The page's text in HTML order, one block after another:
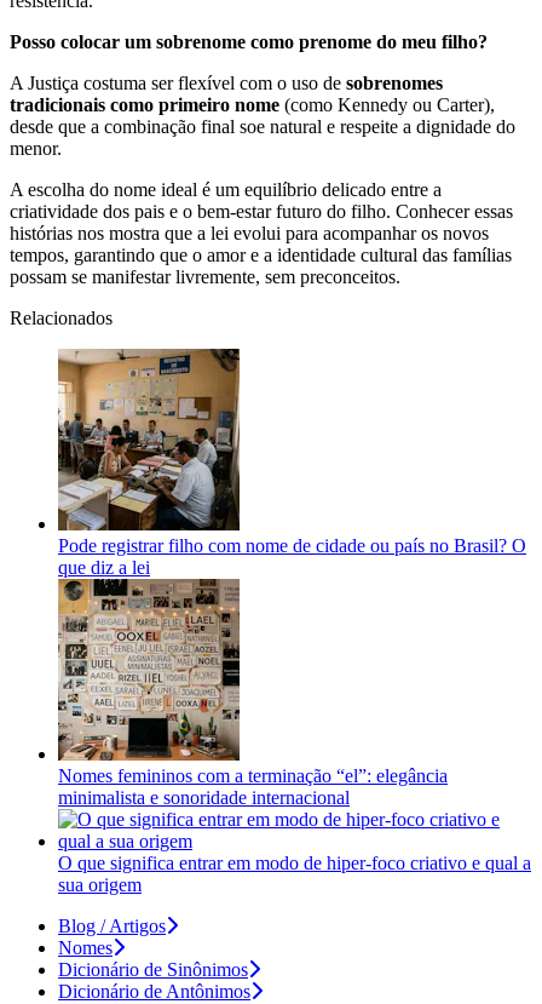
Posso colocar um sobrenome como prenome do meu filho?
A Justiça costuma ser flexível com o uso de sobrenomes
tradicionais como primeiro nome (como Kennedy ou Carter),
desde que a combinação final soe natural e respeite a dignidade do
menor.
A escolha do nome ideal é um equilíbrio delicado entre a
criatividade dos pais e o bem-estar futuro do filho. Conhecer essas
histórias nos mostra que a lei evolui para acompanhar os novos
tempos, garantindo que o amor e a identidade cultural das famílias
possam se manifestar livremente, sem preconceitos.
Relacionados
Pode registrar filho com nome de cidade ou país no Brasil? O
que diz a lei
Nomes femininos com a terminação “el”: elegância
minimalista e sonoridade internacional
O que significa entrar em modo de hiper-foco criativo e qual a
sua origem
Blog / Artigos
Nomes
Dicionário de Sinônimos
Dicionário de Antônimos